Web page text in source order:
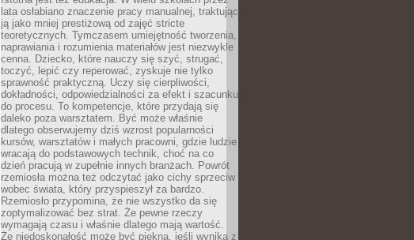
lata osłabiano znaczenie pracy manualnej, traktując
ją jako mniej prestiżową od zajęć stricte
teoretycznych. Tymczasem umiejętność tworzenia,
naprawiania i rozumienia materiałów jest niezwykle
cenna. Dziecko, które nauczy się szyć, strugać,
toczyć, lepić czy reperować, zyskuje nie tylko
sprawność praktyczną. Uczy się cierpliwości,
dokładności, odpowiedzialności za efekt i szacunku
do procesu. To kompetencje, które przydają się
daleko poza warsztatem. Być może właśnie
dlatego obserwujemy dziś wzrost popularności
kursów, warsztatów i małych pracowni, gdzie ludzie
wracają do podstawowych technik, choć na co
dzień pracują w zupełnie innych branżach. Powrót
rzemiosła można też odczytać jako cichy sprzeciw
wobec świata, który przyspieszył za bardzo.
Rzemiosło przypomina, że nie wszystko da się
zoptymalizować bez strat. Że pewne rzeczy
wymagają czasu i właśnie dlatego mają wartość.
Że niedoskonałość może być piękna, jeśli wynika z